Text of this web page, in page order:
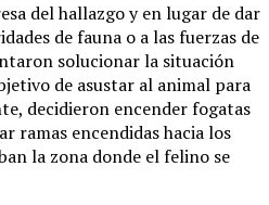
del hallazgo y en lugar de dar
de fauna o a las fuerzas de
solucionar la situación
de asustar al animal para
decidieron encender fogatas
ramas encendidas hacia los
la zona donde el felino se